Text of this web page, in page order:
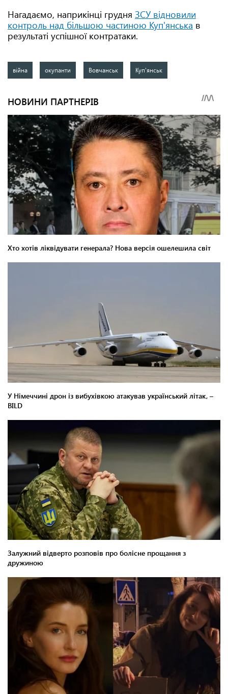
Нагадаємо, наприкінці грудня ЗСУ відновили
контроль над більшою частиною Куп'янська в
результаті успішної контратаки.
війна окупанти Вовчанськ Куп'янськ